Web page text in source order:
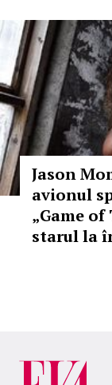
Jason
avionul
„Game
starul la